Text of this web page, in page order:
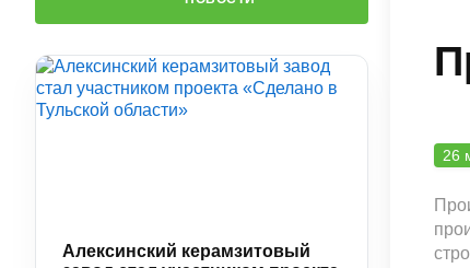
Алексинский керамзитовый
26